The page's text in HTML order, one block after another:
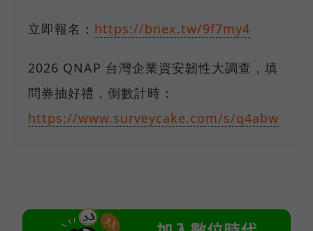
立即報名： https://bnex.tw/9f7my4
2026 QNAP 台灣企業資安韌性大調查，填
問券抽好禮，倒數計時：
https://www.surveycake.com/s/q4abw